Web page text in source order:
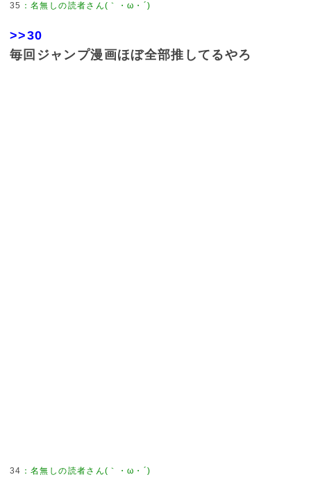
35 ：名無しの読者さん(｀・ω・´)
>>30
毎回ジャンプ漫画ほぼ全部推してるやろ
34 ：名無しの読者さん(｀・ω・´)